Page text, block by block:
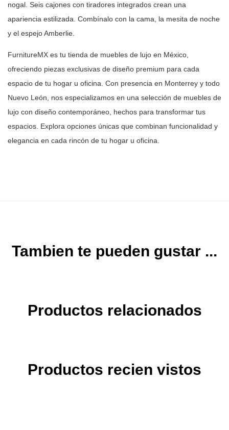
nogal. Seis cajones con tiradores integrados crean una
apariencia estilizada. Combínalo con la cama, la mesita de noche
y el espejo Amberlie.
FurnitureMX es tu tienda de muebles de lujo en México,
ofreciendo piezas exclusivas de diseño premium para cada
espacio de tu hogar u oficina. Con presencia en Monterrey y todo
Nuevo León, nos especializamos en una selección de muebles de
lujo con diseño contemporáneo, hechos para transformar tus
espacios. Explora opciones únicas que combinan funcionalidad y
elegancia en cada rincón de tu hogar u oficina.
Tambien te pueden gustar ...
Productos relacionados
Productos recien vistos